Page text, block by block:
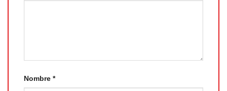
Nombre *